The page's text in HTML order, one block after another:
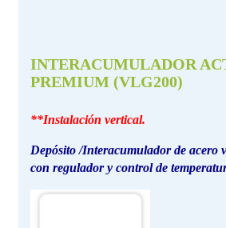
INTERACUMULADOR
PREMIUM (VLG200)
**Instalación vertical.
Depósito /Interacumulador de acero
con regulador y control de